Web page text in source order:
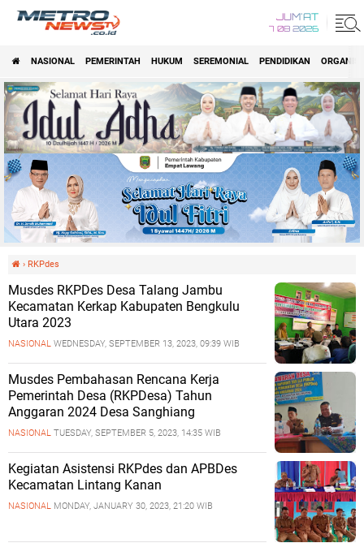
JUM'AT
7 08 2026
NASIONAL PEMERINTAH HUKUM SEREMONIAL PENDIDIKAN
› RKPdes
Musdes RKPDes Desa Talang Jambu
Kecamatan Kerkap Kabupaten Bengkulu
Utara 2023
NASIONAL WEDNESDAY, SEPTEMBER 13, 2023, 09:39 WIB
Musdes Pembahasan Rencana Kerja
Pemerintah Desa (RKPDesa) Tahun
Anggaran 2024 Desa Sanghiang
NASIONAL TUESDAY, SEPTEMBER 5, 2023, 14:35 WIB
Kegiatan Asistensi RKPdes dan APBDes
Kecamatan Lintang Kanan
NASIONAL MONDAY, JANUARY 30, 2023, 21:20 WIB